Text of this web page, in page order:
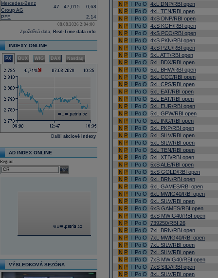
Mercedes-Benz
Group AG
47 47,015
0,68
PFE
2,14
08.08.2026 2:04:00
Zpožděná data, Real-Time data info
INDEXY ONLINE
PX BUX WIG DAX Nasdaq
Další akciové indexy
AD INDEX ONLINE
Region
select
VÝSLEDKOVÁ SEZÓNA
N P I Po O
4xL DNP/RBI open
N P I Po O
4xL TEN/RBI open
N P I Po O
4xS DNP/RBI open
N P I Po O
4xS KGH/RBI open
N P I Po O
4xS PCO/RBI open
N P I Po O
4xS PKN/RBI open
N P I Po O
4xS PZU/RBI open
N P I Po O
5xL ATT/RBI open
N P I Po O
5xL BDX/RBI open
N P I Po O
5xL BHW/RBI open
N P I Po O
5xL CCC/RBI open
N P I Po O
5xL CPS/RBI open
N P I Po O
5xL EAT/RBI open
N P I Po O
5xL EAT/RBI open
N P I Po O
5xL EUR/RBI open
N P I Po O
5xL GPW/RBI open
N P I Po O
5xL ING/RBI open
N P I Po O
5xL PKP/RBI open
N P I Po O
5xL SILV/RBI open
N P I Po O
5xL SILV/RBI open
N P I Po O
5xL TEN/RBI open
N P I Po O
5xL XTB/RBI open
N P I Po O
5xS ALE/RBI open
N P I Po O
5xS GOLD/RBI open
N P I Po O
6xL BRN/RBI open
N P I Po O
6xL GAMES/RBI open
N P I Po O
6xL MWIG40/RBI open
N P I Po O
6xL SILV/RBI open
N P I Po O
6xS GAMES/RBI open
N P I Po O
6xS MWIG40/RBI open
N P I Po O
739250/RBI 26
N P I Po O
7xL BRN/RBI open
N P I Po O
7xL MWIG40/RBI open
N P I Po O
7xL SILV/RBI open
N P I Po O
7xL SILV/RBI open
N P I Po O
7xS MWIG40/RBI open
N P I Po O
7xS SILV/RBI open
N P I Po O
8xL SILV/RBI open